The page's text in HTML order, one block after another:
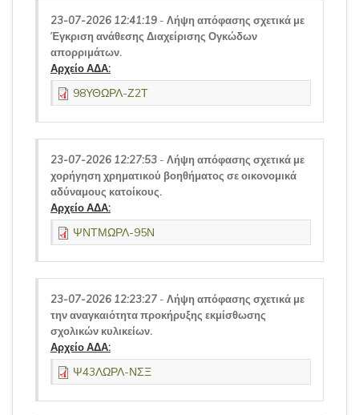
23-07-2026 12:41:19 - Λήψη απόφασης σχετικά με
Έγκριση ανάθεσης Διαχείρισης Ογκώδων
απορριμάτων.
Αρχείο ΑΔΑ:
98ΥΘΩΡΛ-Ζ2Τ
23-07-2026 12:27:53 - Λήψη απόφασης σχετικά με
χορήγηση χρηματικού βοηθήματος σε οικονομικά
αδύναμους κατοίκους.
Αρχείο ΑΔΑ:
ΨΝΤΜΩΡΛ-95Ν
23-07-2026 12:23:27 - Λήψη απόφασης σχετικά με
την αναγκαιότητα προκήρυξης εκμίσθωσης
σχολικών κυλικείων.
Αρχείο ΑΔΑ:
Ψ43ΛΩΡΛ-ΝΣΞ